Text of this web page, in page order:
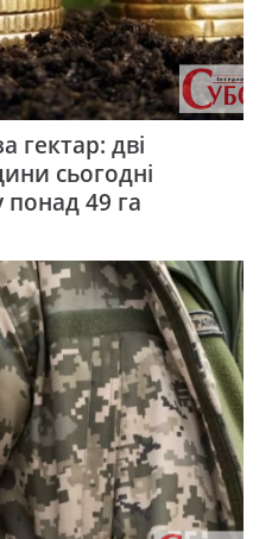
гектар: дві
сьогодні
понад 49 га